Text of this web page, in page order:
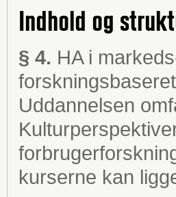
Indhold og
§ 4. HA i
Uddannelsen
kurserne kan